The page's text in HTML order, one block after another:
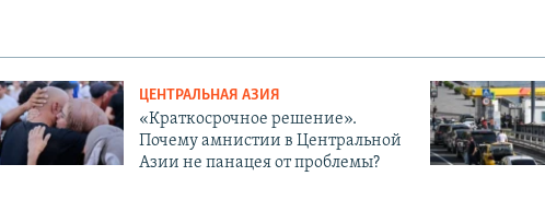
ЦЕНТРАЛЬНАЯ АЗИЯ
«Краткосрочное решение».
Почему амнистии в Центральной
Азии не панацея от проблемы?